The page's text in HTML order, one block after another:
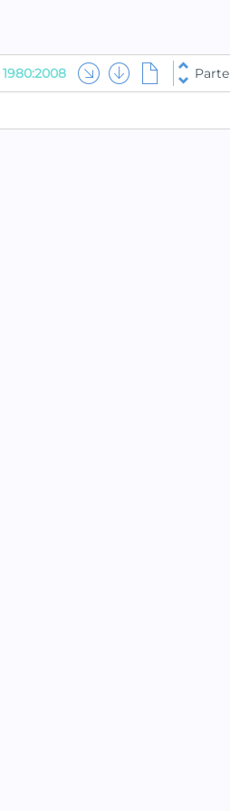
1980:2008 Parte